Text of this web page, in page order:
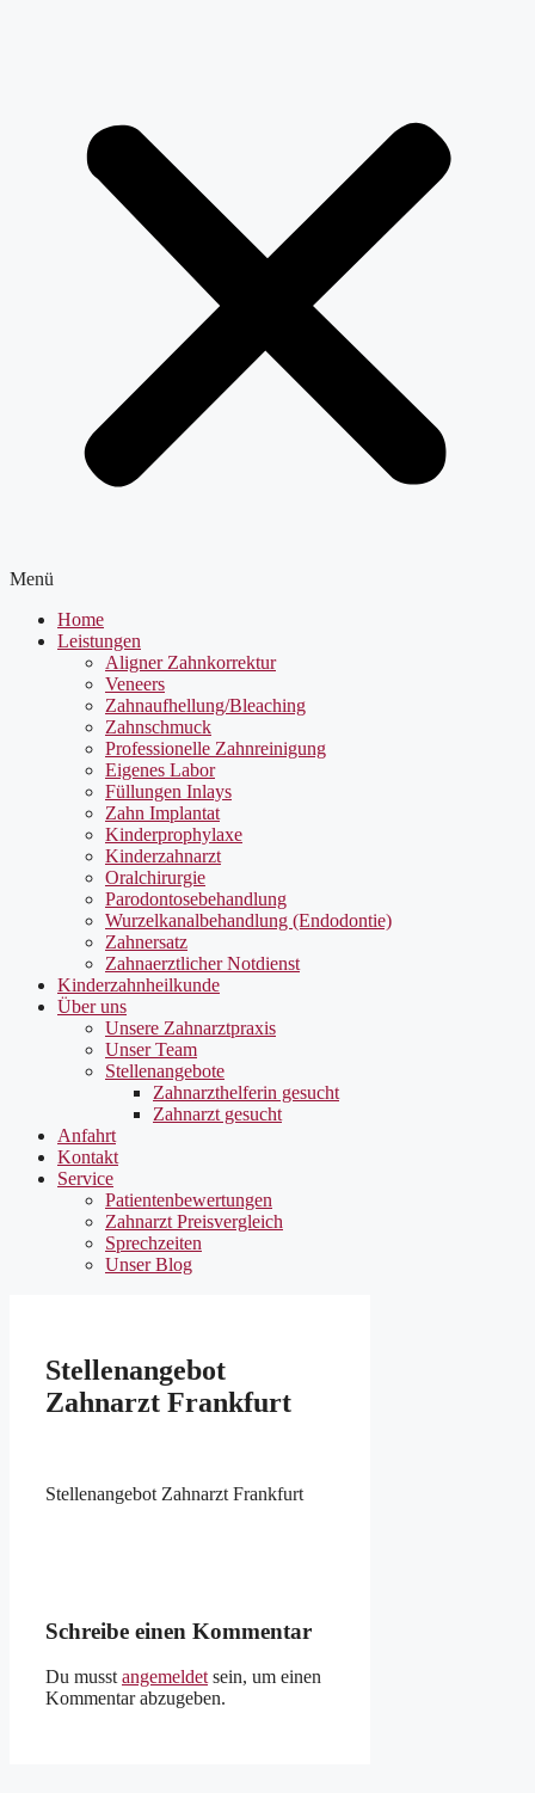
Menü
Home
Leistungen
Aligner Zahnkorrektur
Veneers
Zahnaufhellung/Bleaching
Zahnschmuck
Professionelle Zahnreinigung
Eigenes Labor
Füllungen Inlays
Zahn Implantat
Kinderprophylaxe
Kinderzahnarzt
Oralchirurgie
Parodontosebehandlung
Wurzelkanalbehandlung (Endodontie)
Zahnersatz
Zahnaerztlicher Notdienst
Kinderzahnheilkunde
Über uns
Unsere Zahnarztpraxis
Unser Team
Stellenangebote
Zahnarzthelferin gesucht
Zahnarzt gesucht
Anfahrt
Kontakt
Service
Patientenbewertungen
Zahnarzt Preisvergleich
Sprechzeiten
Unser Blog
Stellenangebot
Zahnarzt Frankfurt
Stellenangebot Zahnarzt Frankfurt
Schreibe einen Kommentar
Du musst angemeldet sein, um einen
Kommentar abzugeben.